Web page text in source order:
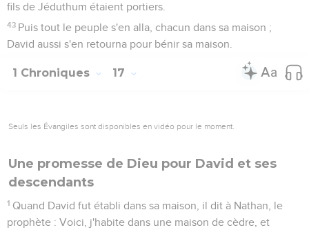
fils de Jéduthum étaient portiers.
43 Puis tout le peuple s'en alla, chacun dans sa maison ;
David aussi s'en retourna pour bénir sa maison.
1 Chroniques 17
Seuls les Évangiles sont disponibles en vidéo pour le moment.
Une promesse de Dieu pour David et ses
descendants
1 Quand David fut établi dans sa maison, il dit à Nathan, le
prophète : Voici, j'habite dans une maison de cèdre, et